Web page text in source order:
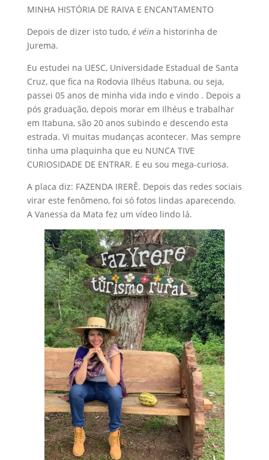
MINHA HISTÓRIA DE RAIVA E ENCANTAMENTO
Depois de dizer isto tudo, é véina historinha de
Jurema.
Eu estudei na UESC, Universidade Estadual de Santa
Cruz, que fica na Rodovia Ilhéus Itabuna, ou seja,
passei 05 anos de minha vida indo e vindo . Depois a
pós graduação, depois morar em Ilhéus e trabalhar
em Itabuna, são 20 anos subindo e descendo esta
estrada. Vi muitas mudanças acontecer. Mas sempre
tinha uma plaquinha que eu NUNCA TIVE
CURIOSIDADE DE ENTRAR. E eu sou mega-curiosa.
A placa diz: FAZENDA IRERÊ. Depois das redes sociais
virar este fenômeno, foi só fotos lindas aparecendo.
A Vanessa da Mata fez um vídeo lindo lá.